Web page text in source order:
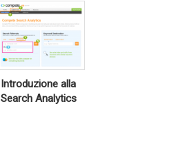
Introduzione alla
Search Analytics